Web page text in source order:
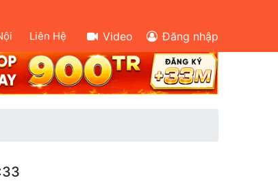
Liên Hệ Video Đăng nhập